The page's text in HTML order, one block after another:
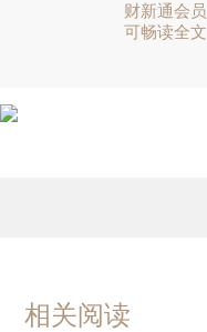
财新通会员
可畅读全文
相关阅读